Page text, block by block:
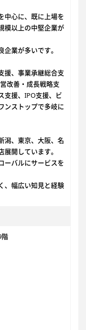
中心に、既に上場を
模以上の中堅企業が
業が多いです。
援、事業承継総合支
改善・成長戦略支
支援、IPO支援、ビ
ンストップで多岐に
潟、東京、大阪、名
開しています。
ーバルにサービスを
、幅広い知見と経験
階